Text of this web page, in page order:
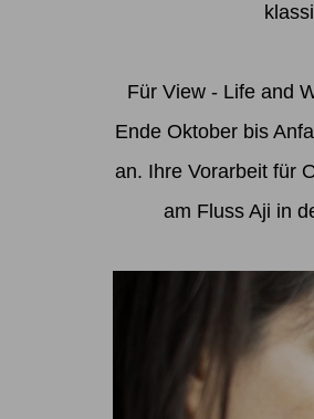
Für View - Life and
Ende Oktober bis
an. Ihre Vorarbeit für
am Fluss Aji in